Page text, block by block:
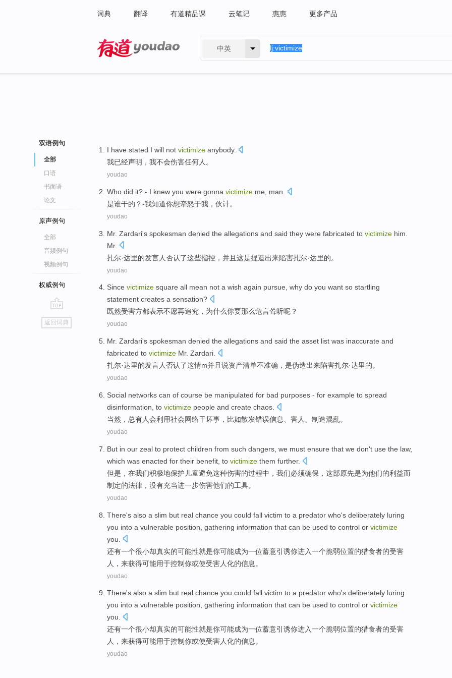
词典 翻译 有道精品课 云笔记 惠惠 更多产品
中英
双语例句
全部
口语
书面语
论文
原声例句
全部
音频例句
视频例句
权威例句
go
top
返回词典
I have stated I will not victimize anybody.
我已经声明 ，我不会伤害任何人 。
youdao
Who did it? - I knew you were gonna victimize me man
是谁干的？-我知道你想牵怒于我 ，伙计。
youdao
Mr. Zardari's spokesman denied the allegations and said they were fabricated to victimize him
Mr.
扎尔·达里的发言人否认了这些指控，并且这是捏造出来陷害扎尔·达里的。
youdao
Since victimize square all mean not a wish again pursue, why do you want so startling
statement creates a sensation?
既然受害方都表示不愿再追究 ， 为什么你要那么危言耸听呢？
youdao
Mr. Zardari's spokesman denied the allegations and said the asset list was inaccurate and
fabricated to victimize Mr. Zardari
扎尔·达里的发言人否认了这情m并且 说资产清单不准确， 是伪造出来陷害扎尔·达里的。
youdao
Social networks can of course be manipulated for bad purposes - for example to spread
disinformation , to victimize people and create chaos
当然 ，总有人会利用社会网络干坏事 ， 比如散发错误信息、 害人 制造混乱。
youdao
But in our zeal to protect children from such dangers we must ensure that we don't use the law,
which was enacted for their benefit , to victimize them further.
但是 ， 在我们积极地保护 儿童避免这种伤害的过程中 ， 我们必须确保 ，这部原先是为他们的利益而
制定的法律 ， 没有充当进一步伤害他们的工具。
youdao
There's also a slim but real chance you could fall victim to a predator who's deliberately luring
you into a vulnerable position , gathering information that can be used to control or victimize
you.
还有一个很小却真实的可能性就是你可能成为一位蓄意引诱你进入一个脆弱位置的猎食者的受害
人，来获得可能用于控制你或使受害人化的信息 。
youdao
There's also a slim but real chance you could fall victim to a predator who's deliberately luring
you into a vulnerable position, gathering information that can be used to control or victimize
you.
还有一个很小却真实的可能性就是你可能成为一位蓄意引诱你进入一个脆弱位置的猎食者的受害
人，来获得可能用于控制你或使受害人化的信息。
youdao